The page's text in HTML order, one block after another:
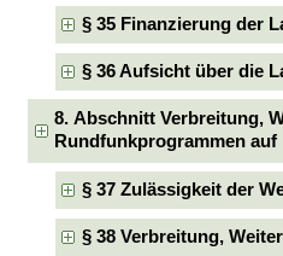
§ 35 Finanzierung der
§ 36 Aufsicht über die
8. Abschnitt Verbreitung,
Rundfunkprogrammen
§ 37 Zulässigkeit der
§ 38 Verbreitung,